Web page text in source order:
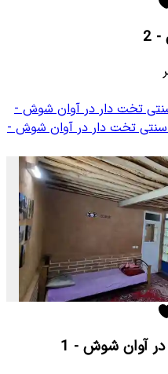
2
تخت دار در آوان شوش -
سنتی تخت دار در آوان شوش -
آوان شوش - 1